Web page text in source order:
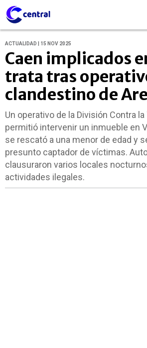
ACTUALIDAD | 15 NOV 2025
Caen implicados
trata tras
clandestino de
Un operativo de la División Contra
permitió intervenir un inmueble en
se rescató a una menor de edad y
presunto captador de víctimas.
clausuraron varios locales
actividades ilegales.